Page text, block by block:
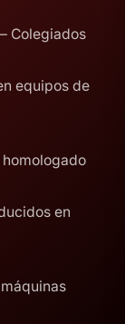
Colegiados
equipos de
en